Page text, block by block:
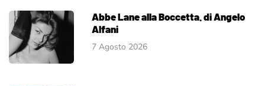
Abbe Lane alla Boccetta. di Angelo
Alfani
7 Agosto 2026